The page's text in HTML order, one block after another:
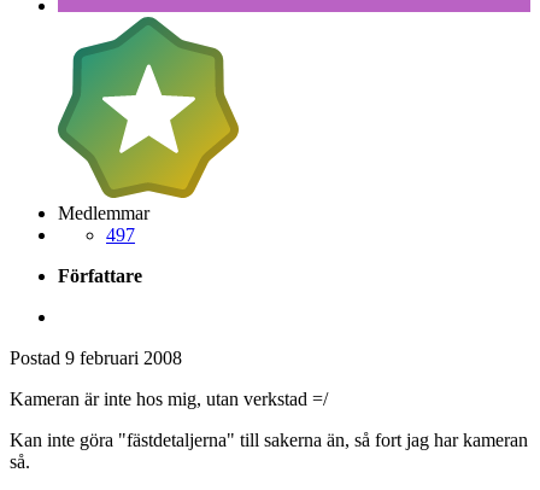
Medlemmar
497
Författare
Postad 9 februari 2008
Kameran är inte hos mig, utan verkstad =/
Kan inte göra "fästdetaljerna" till sakerna än, så fort jag har kameran
så.